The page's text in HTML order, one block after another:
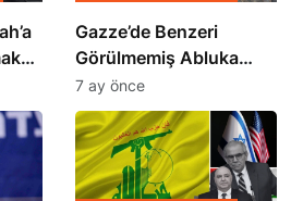
​​​​​​​Gazze’de Benzeri
Görülmemiş Abluka
Planı
7 ay önce